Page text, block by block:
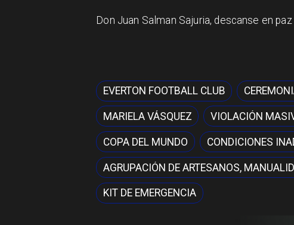
Don Juan Salman Sajuria, descanse en paz
EVERTON FOOTBALL CLUB
MARIELA VÁSQUEZ VIOLACIÓN
COPA DEL MUNDO CONDICIONES
AGRUPACIÓN DE ARTESANOS,
KIT DE EMERGENCIA